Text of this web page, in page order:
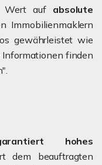
Wert auf absolute
Immobilienmaklern
gewährleistet wie
Informationen finden
hohes
dem beauftragten